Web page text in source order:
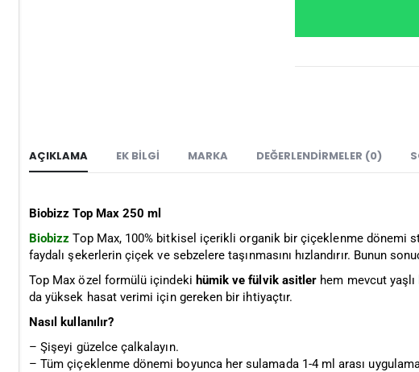
AÇIKLAMA EK BILGI MARKA DEĞERLENDIRMELER (0)
Biobizz Top Max 250 ml
Biobizz Top Max, 100% bitkisel içerikli organik bir çiçeklenme dönemi
faydalı şekerlerin çiçek ve sebzelere taşınmasını hızlandırır. Bunun
Top Max özel formülü içindeki hümik ve fülvik asitler hem mevcut
da yüksek hasat verimi için gereken bir ihtiyaçtır.
Nasıl kullanılır?
– Şişeyi güzelce çalkalayın.
– Tüm çiçeklenme dönemi boyunca her sulamada 1-4 ml arası